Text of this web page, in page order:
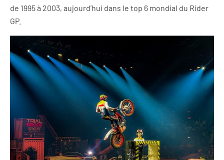
de 1995 à 2003, aujourd’hui dans le top 6 mondial du Rider
GP.